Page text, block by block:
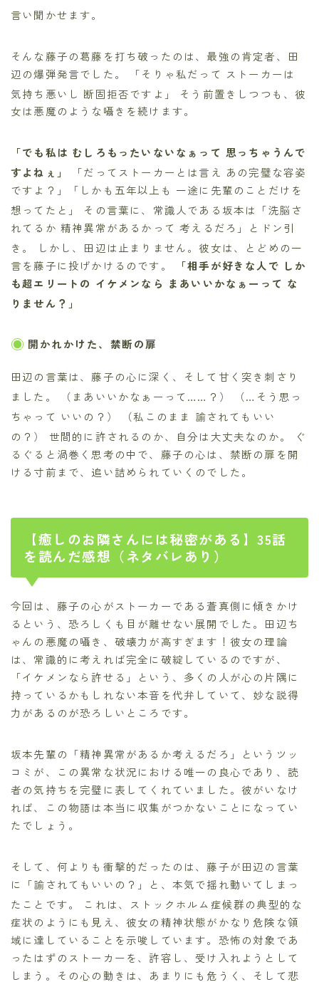
言い聞かせます。
そんな藤子の葛藤を打ち破ったのは、最強の肯定者、田
辺の爆弾発言でした。 「そりゃ私だって ストーカーは
気持ち悪いし 断固拒否ですよ」 そう前置きしつつも、彼
女は悪魔のような囁きを続けます。
「でも私は むしろもったいないなぁって 思っちゃうんで
すよねぇ」
「だってストーカーとは言え あの完璧な容姿
ですよ？」「しかも五年以上も 一途に先輩のことだけを
想ってたと」 その言葉に、常識人である坂本は「洗脳さ
れてるか 精神異常があるかって 考えるだろ」とドン引
き。
しかし、田辺は止まりません。彼女は、とどめの一
言を藤子に投げかけるのです。
「相手が好きな人で しか
も超エリートの イケメンなら まあいいかなぁーって な
りません？」
開かれかけた、禁断の扉
田辺の言葉は、藤子の心に深く、そして甘く突き刺さり
ました。 （まあいいかなぁーって……？）
（…そう思っ
ちゃって いいの？）
（私このまま 諭されてもいい
の？） 世間的に許されるのか、自分は大丈夫なのか。
ぐ
るぐると渦巻く思考の中で、藤子の心は、禁断の扉を開
ける寸前まで、追い詰められていくのでした。
【癒しのお隣さんには秘密がある】35話
を読んだ感想（ネタバレあり）
今回は、藤子の心がストーカーである蒼真側に傾きかけ
るという、恐ろしくも目が離せない展開でした。田辺ち
ゃんの悪魔の囁き、破壊力が高すぎます！彼女の理論
は、常識的に考えれば完全に破綻しているのですが、
「イケメンなら許せる」という、多くの人が心の片隅に
持っているかもしれない本音を代弁していて、妙な説得
力があるのが恐ろしいところです。
坂本先輩の「精神異常があるか考えるだろ」というツッ
コミが、この異常な状況における唯一の良心であり、読
者の気持ちを完璧に表してくれていました。彼がいなけ
れば、この物語は本当に収集がつかないことになってい
たでしょう。
そして、何よりも衝撃的だったのは、藤子が田辺の言葉
に「諭されてもいいの？」と、本気で揺れ動いてしまっ
たことです。
これは、ストックホルム症候群の典型的な
症状のようにも見え、彼女の精神状態がかなり危険な領
域に達していることを示唆しています。恐怖の対象であ
ったはずのストーカーを、許容し、受け入れようとして
しまう。その心の動きは、あまりにも危うく、そして悲